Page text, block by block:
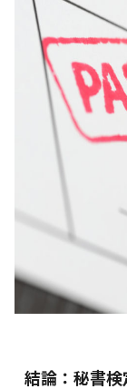
結論：秘書